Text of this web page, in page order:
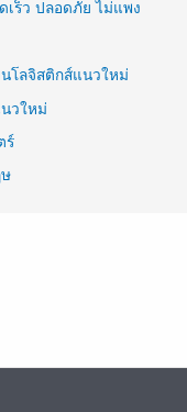
ร็ว ปลอดภัย ไม่แพง
โลจิสติกส์แนวใหม่
วใหม่
ร์